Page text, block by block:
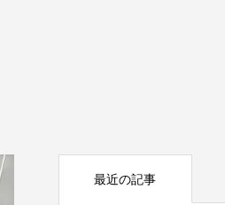
最近の記事